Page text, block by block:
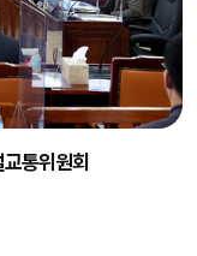
통위원회